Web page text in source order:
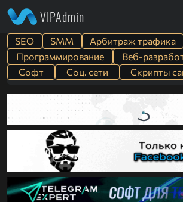
VIPAdmin
SEO SMM Арбитраж трафика
Программирование
Веб-
Софт
Cоц. сети Скрипты